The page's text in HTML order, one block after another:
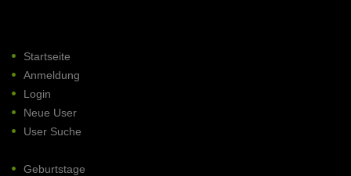
Startseite
Anmeldung
Login
Neue User
User Suche
Geburtstage